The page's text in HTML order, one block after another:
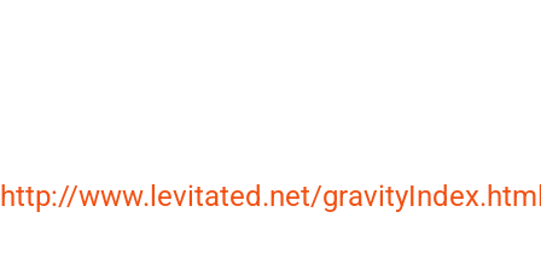
http://www.levitated.net/